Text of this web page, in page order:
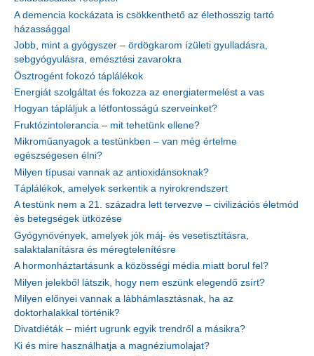
A demencia kockázata is csökkenthető az élethosszig tartó
házassággal
Jobb, mint a gyógyszer – ördögkarom ízületi gyulladásra,
sebgyógyulásra, emésztési zavarokra
Ösztrogént fokozó táplálékok
Energiát szolgáltat és fokozza az energiatermelést a vas
Hogyan tápláljuk a létfontosságú szerveinket?
Fruktózintolerancia – mit tehetünk ellene?
Mikroműanyagok a testünkben – van még értelme
egészségesen élni?
Milyen típusai vannak az antioxidánsoknak?
Táplálékok, amelyek serkentik a nyirokrendszert
A testünk nem a 21. századra lett tervezve – civilizációs életmód
és betegségek ütközése
Gyógynövények, amelyek jók máj- és vesetisztításra,
salaktalanításra és méregtelenítésre
A hormonháztartásunk a közösségi média miatt borul fel?
Milyen jelekből látszik, hogy nem eszünk elegendő zsírt?
Milyen előnyei vannak a lábhámlasztásnak, ha az
doktorhalakkal történik?
Divatdiéták – miért ugrunk egyik trendről a másikra?
Ki és mire használhatja a magnéziumolajat?